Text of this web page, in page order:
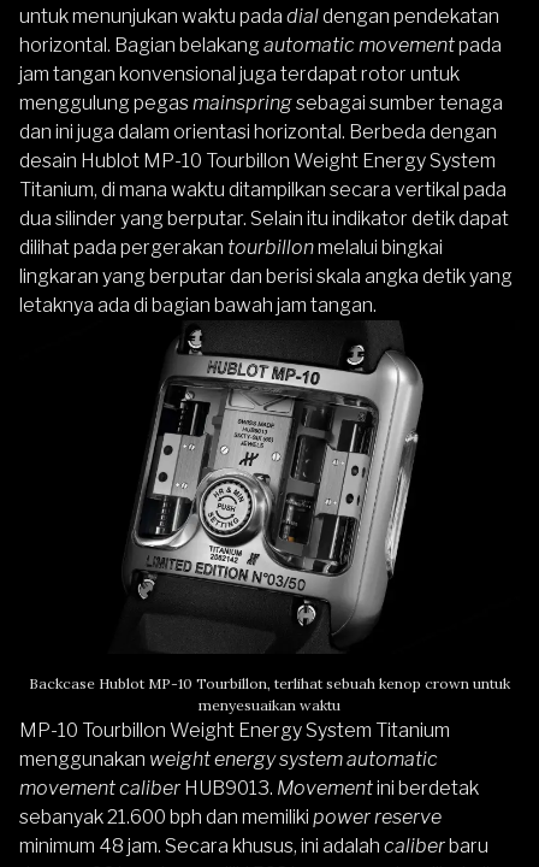
untuk menunjukan waktu pada dialdengan pendekatan
horizontal. Bagian belakang automatic movementpada
jam tangan konvensional juga terdapat rotor untuk
menggulung pegasmainspringsebagai sumber tenaga
dan ini juga dalam orientasi horizontal. Berbeda dengan
desain Hublot MP-10 Tourbillon Weight Energy System
Titanium, di mana waktu ditampilkan secara vertikal pada
dua silinder yang berputar. Selain itu indikator detik dapat
dilihat pada pergerakan tourbillonmelalui bingkai
lingkaran yang berputar dan berisi skala angka detikyang
letaknya ada di bagian bawah jam tangan.
Backcase Hublot MP-10 Tourbillon, terlihat sebuah kenop crown untuk
menyesuaikan waktu
MP-10 Tourbillon Weight Energy System Titanium
menggunakan weight energy system automatic
movement caliber HUB9013. Movementini berdetak
sebanyak 21.600 bph dan memiliki power reserve
minimum 48 jam. Secara khusus, ini adalah caliberbaru